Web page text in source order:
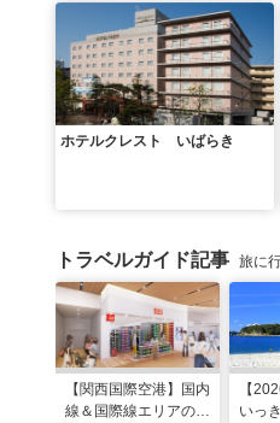
ホテルクレスト いばらき
トラベルガイド記事 旅に
【関西国際空港】国内
線＆国際線エリアの大
【
いっ